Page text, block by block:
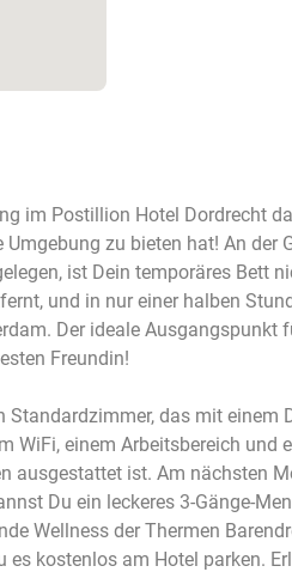
im Postillion Hotel Dordrecht
zu bieten hat! An der
ist Dein temporäres Bett
und in nur einer halben
Der ideale Ausgangspunkt
Freundin!
das mit einem
WiFi, einem Arbeitsbereich und
ausgestattet ist. Am nächsten
Du ein leckeres 3-Gänge-
Wellness der Thermen
es kostenlos am Hotel parken.